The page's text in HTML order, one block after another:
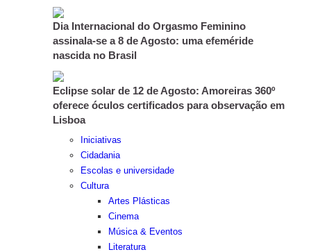
Dia Internacional do Orgasmo Feminino
assinala-se a 8 de Agosto: uma efeméride
nascida no Brasil
Eclipse solar de 12 de Agosto: Amoreiras 360º
oferece óculos certificados para observação em
Lisboa
Iniciativas
Cidadania
Escolas e universidade
Cultura
Artes Plásticas
Cinema
Música & Eventos
Literatura